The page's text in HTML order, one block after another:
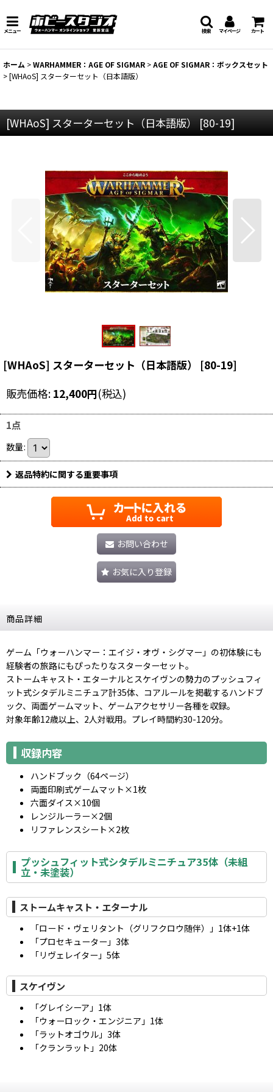
メニュー マイページ カート
検索
ホーム >WARHAMMER：AGE OF SIGMAR >AGE OF SIGMAR：ボックスセット
>[WHAoS] スターターセット（日本語版）
[WHAoS] スターターセット（日本語版） [80-19]
[WHAoS] スターターセット（日本語版） [80-19]
販売価格: 12,400円(税込)
1点
数量:
返品特約に関する重要事項
お問い合わせ
お気に入り登録
商品詳細
ゲーム「ウォーハンマー：エイジ・オヴ・シグマー」の初体験にも
経験者の旅路にもぴったりなスターターセット。
ストームキャスト・エターナルとスケイヴンの勢力のプッシュフィ
ット式シタデルミニチュア計35体、コアルールを掲載するハンドブ
ック、両面ゲームマット、ゲームアクセサリー各種を収録。
対象年齢12歳以上、2人対戦用。プレイ時間約30-120分。
収録内容
ハンドブック（64ページ）
両面印刷式ゲームマット×1枚
六面ダイス×10個
レンジルーラー×2個
リファレンスシート×2枚
プッシュフィット式シタデルミニチュア35体（未組
立・未塗装）
ストームキャスト・エターナル
「ロード・ヴェリタント（グリフクロウ随伴）」1体+1体
「プロセキューター」3体
「リヴェレイター」5体
スケイヴン
「グレイシーア」1体
「ウォーロック・エンジニア」1体
「ラットオゴウル」3体
「クランラット」20体